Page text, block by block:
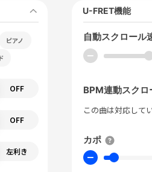
ピアノ
OFF
OFF
左利き
U-FRET機能
自動スクロール
ー
BPM連動スクロ
この曲は対応して
カポ
ー